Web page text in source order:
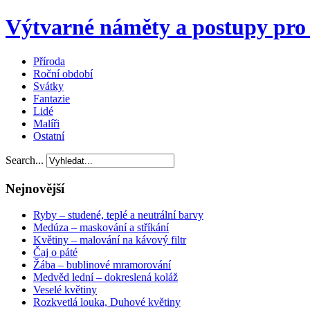
Výtvarné náměty a postupy
Příroda
Roční období
Svátky
Fantazie
Lidé
Malíři
Ostatní
Search...
Nejnovější
Ryby – studené, teplé a neutrální barvy
Medúza – maskování a stříkání
Květiny – malování na kávový filtr
Čaj o páté
Žába – bublinové mramorování
Medvěd lední – dokreslená koláž
Veselé květiny
Rozkvetlá louka, Duhové květiny